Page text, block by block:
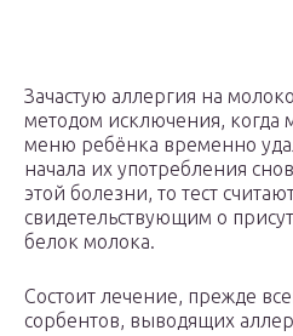
Зачастую аллергия на
методом исключения, когда
меню ребёнка временно
начала их употребления
этой болезни, то тест
свидетельствующим о
белок молока.
Состоит лечение, прежде
сорбентов, выводящих